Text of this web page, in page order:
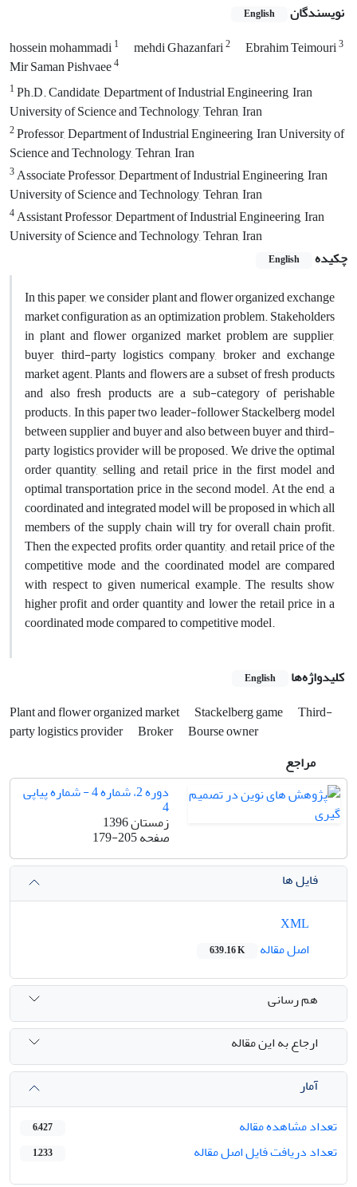
نویسندگان English
hossein mohammadi1 mehdi Ghazanfari2 Ebrahim Teimouri3
Mir Saman Pishvaee4
1Ph.D. Candidate, Department of Industrial Engineering, Iran
University of Science and Technology, Tehran, Iran
2Professor, Department of Industrial Engineering, Iran University of
Science and Technology, Tehran, Iran
3Associate Professor, Department of Industrial Engineering, Iran
University of Science and Technology, Tehran, Iran
4Assistant Professor, Department of Industrial Engineering, Iran
University of Science and Technology, Tehran, Iran
چکیده
English
In this paper, we consider plant and flower organized exchange
market configuration as an optimization problem. Stakeholders
in plant and flower organized market problem are supplier,
buyer, third-party logistics company, broker and exchange
market agent. Plants and flowers are a subset of fresh products
and also fresh products are a sub-category of perishable
products. In this paper two leader-follower Stackelberg model
between supplier and buyer and also between buyer and third-
party logistics provider will be proposed. We drive the optimal
order quantity, selling and retail price in the first model and
optimal transportation price in the second model. At the end, a
coordinated and integrated model will be proposed in which all
members of the supply chain will try for overall chain profit.
Then the expected profits, order quantity, and retail price of the
competitive mode and the coordinated model are compared
with respect to given numerical example. The results show
higher profit and order quantity and lower the retail price in a
coordinated mode compared to competitive model.
کلیدواژه‌ها English
Plant and flower organized market Stackelberg game
Third-
party logistics provider Broker Bourse owner
مراجع
دوره 2، شماره 4 - شماره پیاپی
4
زمستان 1396
صفحه179-205
فایل ها
اصل مقاله
639.16 K
هم رسانی
ارجاع به این مقاله
آمار
تعداد مشاهده مقاله
6,427
تعداد دریافت فایل اصل مقاله 1,233